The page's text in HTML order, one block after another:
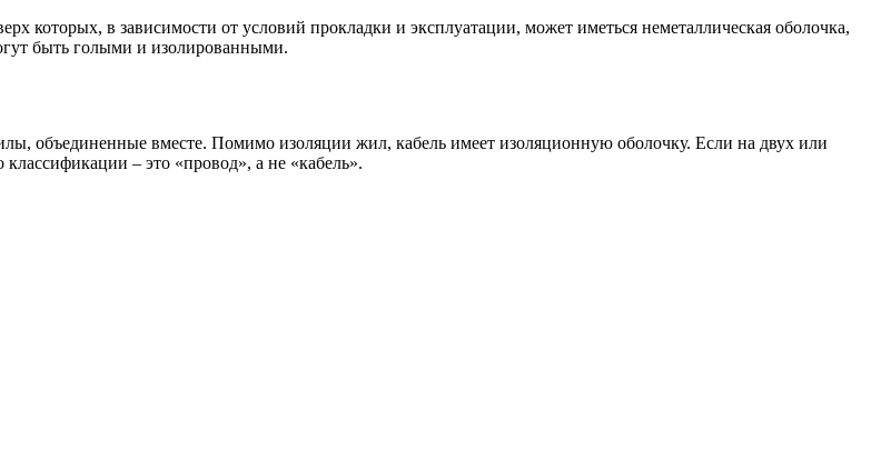
которых, в зависимости от условий прокладки и эксплуатации, может иметься неметаллическая оболочка,
быть голыми и изолированными.
объединенные вместе. Помимо изоляции жил, кабель имеет изоляционную оболочку. Если на двух или
– это «провод», а не «кабель».